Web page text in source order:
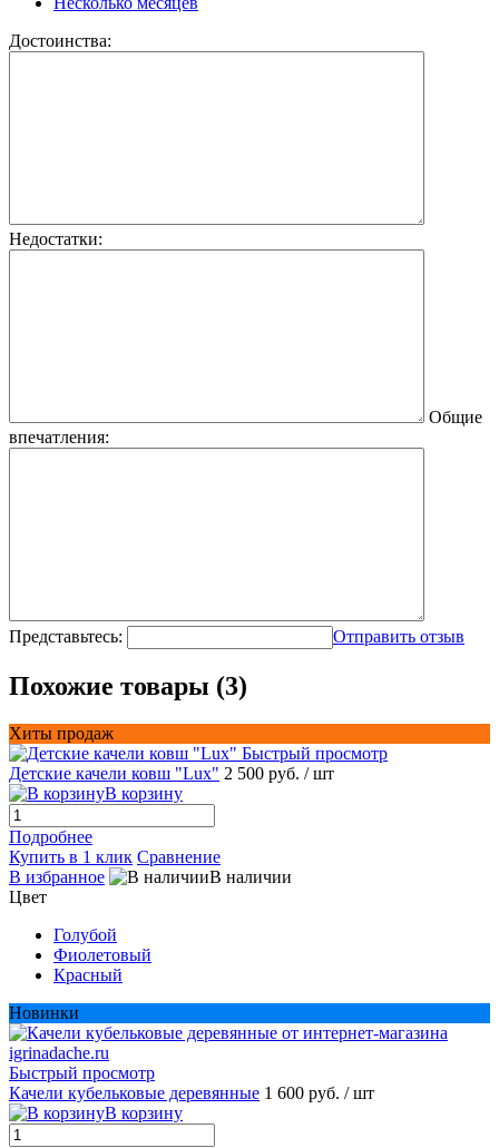
Достоинства:
Недостатки:
Общие
впечатления:
Представьтесь: Отправить отзыв
Похожие товары (3)
Хиты продаж
Быстрый просмотр
Детские качели ковш "Lux" 2 500 руб. / шт
В корзину
Подробнее
Купить в 1 клик Сравнение
В избранное
В наличии
Цвет
Голубой
Фиолетовый
Красный
Новинки
Быстрый просмотр
Качели кубельковые деревянные 1 600 руб. / шт
В корзину